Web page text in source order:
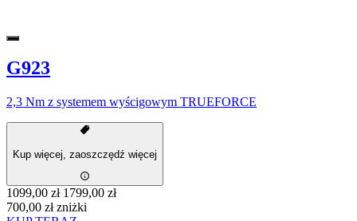
G923
2,3 Nm z systemem wyścigowym TRUEFORCE
Kup więcej, zaoszczędź więcej
1099,00 zł 1799,00 zł
700,00 zł zniżki